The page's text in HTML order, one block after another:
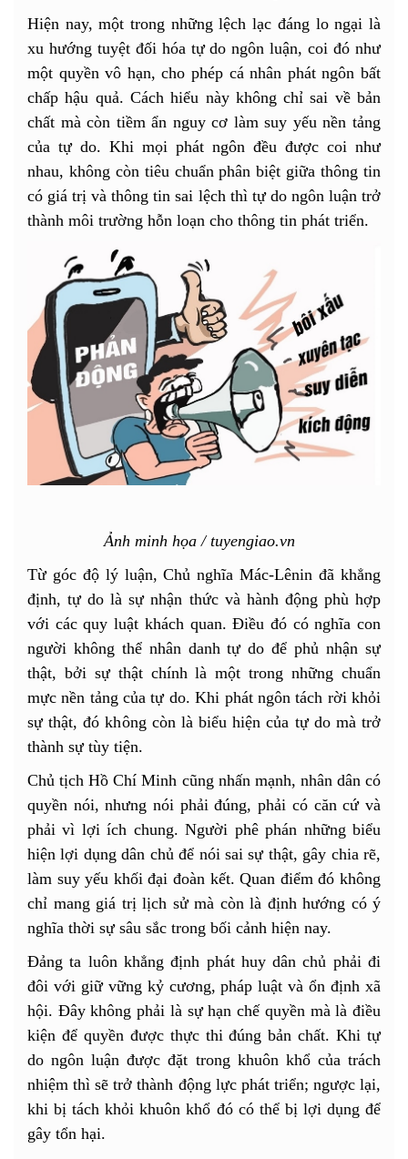
Hiện nay, một trong những lệch lạc đáng lo ngại là
xu hướng tuyệt đối hóa tự do ngôn luận, coi đó như
một quyền vô hạn, cho phép cá nhân phát ngôn bất
chấp hậu quả. Cách hiểu này không chỉ sai về bản
chất mà còn tiềm ẩn nguy cơ làm suy yếu nền tảng
của tự do. Khi mọi phát ngôn đều được coi như
nhau, không còn tiêu chuẩn phân biệt giữa thông tin
có giá trị và thông tin sai lệch thì tự do ngôn luận trở
thành môi trường hỗn loạn cho thông tin phát triển.
Ảnh minh họa / tuyengiao.vn
Từ góc độ lý luận, Chủ nghĩa Mác-Lênin đã khẳng
định, tự do là sự nhận thức và hành động phù hợp
với các quy luật khách quan. Điều đó có nghĩa con
người không thể nhân danh tự do để phủ nhận sự
thật, bởi sự thật chính là một trong những chuẩn
mực nền tảng của tự do. Khi phát ngôn tách rời khỏi
sự thật, đó không còn là biểu hiện của tự do mà trở
thành sự tùy tiện.
Chủ tịch Hồ Chí Minh cũng nhấn mạnh, nhân dân có
quyền nói, nhưng nói phải đúng, phải có căn cứ và
phải vì lợi ích chung. Người phê phán những biểu
hiện lợi dụng dân chủ để nói sai sự thật, gây chia rẽ,
làm suy yếu khối đại đoàn kết. Quan điểm đó không
chỉ mang giá trị lịch sử mà còn là định hướng có ý
nghĩa thời sự sâu sắc trong bối cảnh hiện nay.
Đảng ta luôn khẳng định phát huy dân chủ phải đi
đôi với giữ vững kỷ cương, pháp luật và ổn định xã
hội. Đây không phải là sự hạn chế quyền mà là điều
kiện để quyền được thực thi đúng bản chất. Khi tự
do ngôn luận được đặt trong khuôn khổ của trách
nhiệm thì sẽ trở thành động lực phát triển; ngược lại,
khi bị tách khỏi khuôn khổ đó có thể bị lợi dụng để
gây tổn hại.